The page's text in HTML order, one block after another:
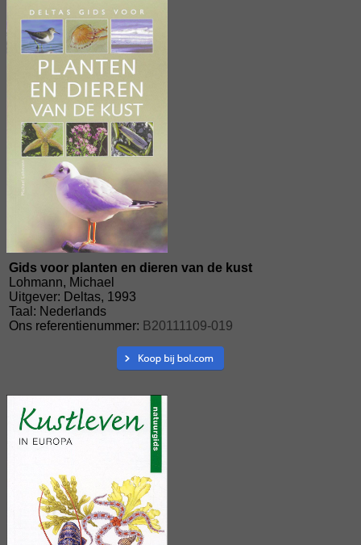
Gids voor planten en dieren van de kust
Lohmann, Michael
Uitgever: Deltas, 1993
Taal: Nederlands
Ons referentienummer: B20111109-019